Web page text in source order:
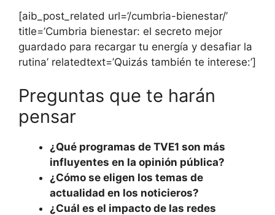
[aib_post_related url=’/cumbria-bienestar/’
title=’Cumbria bienestar: el secreto mejor
guardado para recargar tu energía y desafiar la
rutina’ relatedtext=’Quizás también te interese:’]
Preguntas que te harán
pensar
¿Qué programas de TVE1 son más
influyentes en la opinión pública?
¿Cómo se eligen los temas de
actualidad en los noticieros?
¿Cuál es el impacto de las redes